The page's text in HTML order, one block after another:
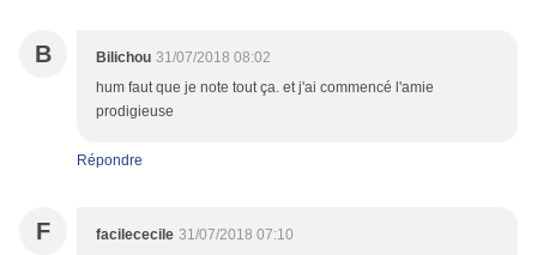
B Bilichou 31/07/2018 08:02
hum faut que je note tout ça. et j'ai commencé l'amie
prodigieuse
Répondre
F facilececile 31/07/2018 07:10